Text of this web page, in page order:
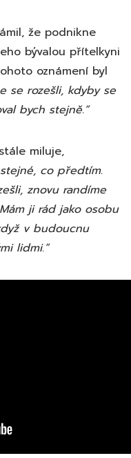
že podnikne
bývalou přítelkyni
oznámení byl
se rozešli, kdyby se
bych stejně.“
miluje,
co předtím.
znovu randíme
ji rád jako osobu
v budoucnu
lidmi.“